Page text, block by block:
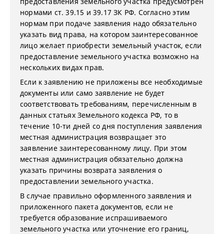
нормами ст. 39.15 и 39.17 ЗК РФ. Согласно этим
нормам при подаче заявления надо обязательно
указать вид права, на котором заинтересованное
лицо желает приобрести земельный участок, если
предоставление земельного участка возможно на
нескольких видах прав.
Если к заявлению не приложены все необходимые
документы или само заявление не будет
соответствовать требованиям, перечисленным в
данных статьях Земельного кодекса РФ, то в
течение 10-ти дней со дня поступления заявления
местная администрация возвращает это
заявление заинтересованному лицу. При этом
местная администрация обязательно должна
указать причины возврата заявления о
предоставлении земельного участка.
В случае правильно оформленного заявления и
приложенного пакета документов, если не
требуется образование испрашиваемого
земельного участка или уточнение его границ,